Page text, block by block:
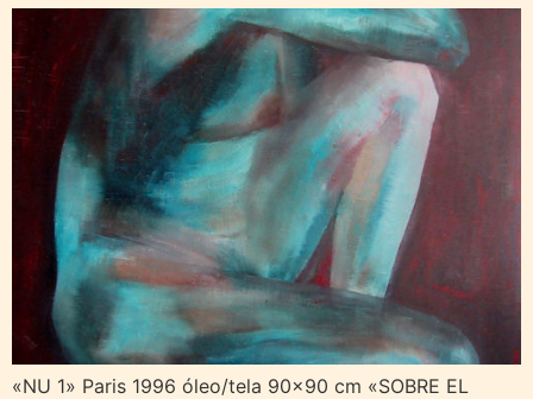
«NU 1» Paris 1996 óleo/tela 90×90 cm «SOBRE EL